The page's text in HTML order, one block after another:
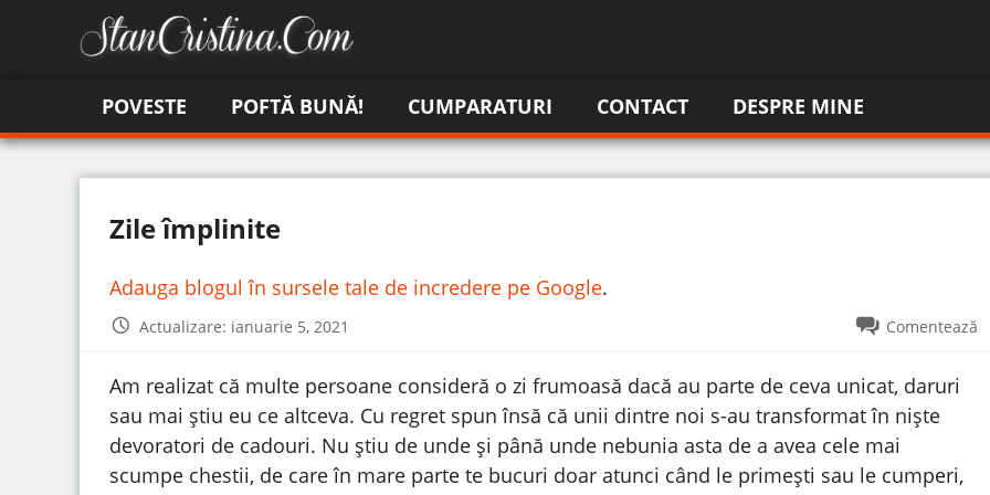
POVESTE POFTĂ BUNĂ! CUMPARATURI CONTACT DESPRE MINE
Zile împlinite
Adauga blogul în sursele tale de incredere pe Google.
Actualizare: ianuarie 5, 2021 Comentează
Am realizat că multe persoane consideră o zi frumoasă dacă au parte de ceva unicat, daruri
sau mai știu eu ce altceva. Cu regret spun însă că unii dintre noi s-au transformat în niște
devoratori de cadouri. Nu știu de unde și până unde nebunia asta de a avea cele mai
scumpe chestii, de care în mare parte te bucuri doar atunci când le primești sau le cumperi,